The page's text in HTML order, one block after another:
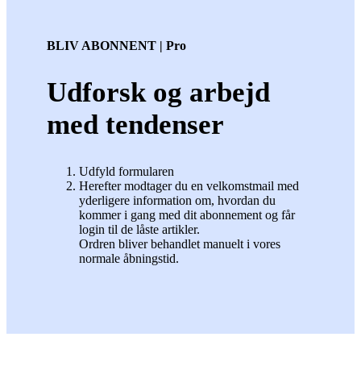
BLIV ABONNENT | Pro
Udforsk og arbejd
med tendenser
Udfyld formularen
Herefter modtager du en velkomstmail med
yderligere information om, hvordan du
kommer i gang med dit abonnement og får
login til de låste artikler.
Ordren bliver behandlet manuelt i vores
normale åbningstid.